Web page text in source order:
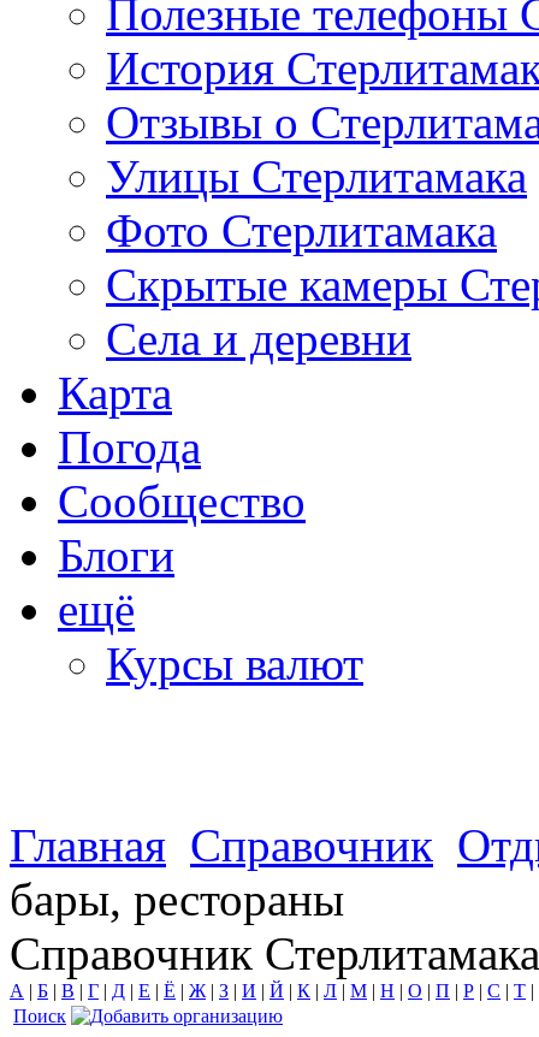
Полезные телефоны
История
Отзывы о
Улицы Стерлитамака
Фото Стерлитамака
Скрытые камеры
Села и деревни
Карта
Погода
Сообщество
Блоги
ещё
Курсы валют
Главная Справочник
бары, рестораны
Справочник Стерлитамака
А | Б | В | Г | Д | Е | Ё | Ж | З | И | Й | К | Л | М | Н | О | П | Р | С | Т |
Поиск